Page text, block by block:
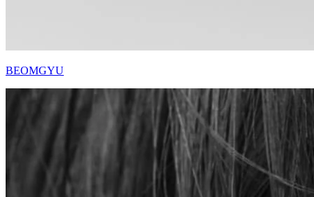
BEOMGYU